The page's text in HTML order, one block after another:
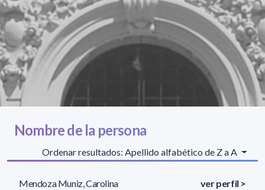
Nombre de la persona
Ordenar resultados: Apellido alfabético de Z a A
Mendoza Muniz, Carolina ver perfil >